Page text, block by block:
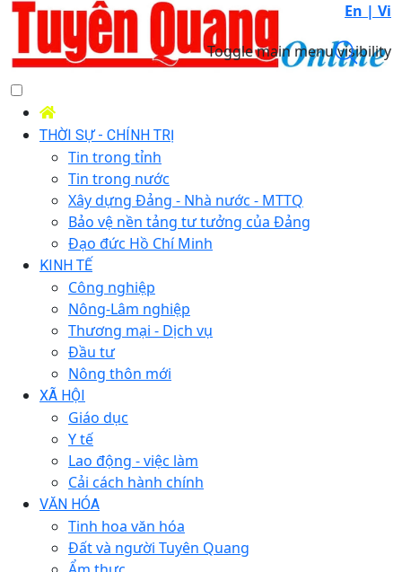
En | Vi
Toggle main menu visibility
THỜI SỰ - CHÍNH TRỊ
Tin trong tỉnh
Tin trong nước
Xây dựng Đảng - Nhà nước - MTTQ
Bảo vệ nền tảng tư tưởng của Đảng
Đạo đức Hồ Chí Minh
KINH TẾ
Công nghiệp
Nông-Lâm nghiệp
Thương mại - Dịch vụ
Đầu tư
Nông thôn mới
XÃ HỘI
Giáo dục
Y tế
Lao động - việc làm
Cải cách hành chính
VĂN HÓA
Tinh hoa văn hóa
Đất và người Tuyên Quang